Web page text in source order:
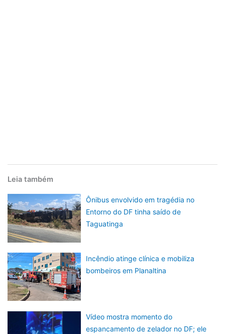
Leia também
Ônibus envolvido em tragédia no
Entorno do DF tinha saído de
Taguatinga
Incêndio atinge clínica e mobiliza
bombeiros em Planaltina
Vídeo mostra momento do
espancamento de zelador no DF; ele